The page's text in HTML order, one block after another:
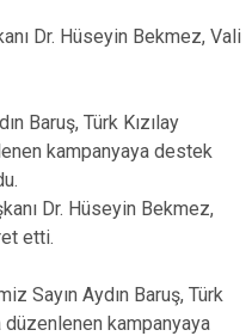
Dr. Hüseyin Bekmez, Vali
Baruş, Türk Kızılay
kampanyaya destek
Dr. Hüseyin Bekmez,
etti.
Sayın Aydın Baruş, Türk
düzenlenen kampanyaya